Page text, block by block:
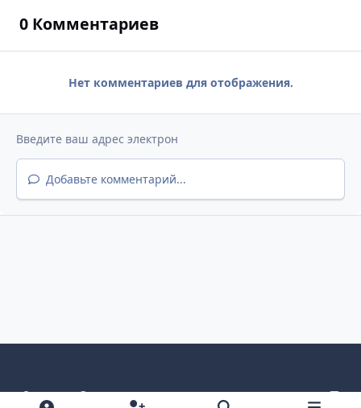
0 Комментариев
Нет комментариев для отображения.
Добавьте комментарий...
Светлый режим
Темный режим
Как в системе
v